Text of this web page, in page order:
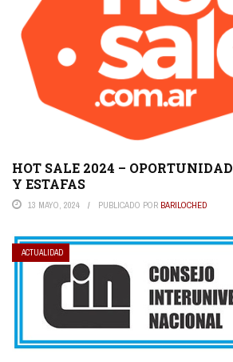
HOT SALE 2024 –
Y ESTAFAS
13 MAYO, 2024 PUBLICADO POR BARILOCHED
ACTUALIDAD